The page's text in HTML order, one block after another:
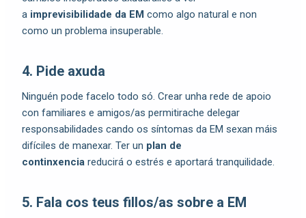
a imprevisibilidade da EM como algo natural e non
como un problema insuperable.
4. Pide axuda
Ninguén pode facelo todo só. Crear unha rede de apoio
con familiares e amigos/as permitirache delegar
responsabilidades cando os síntomas da EM sexan máis
difíciles de manexar. Ter un plan de
continxencia reducirá o estrés e aportará tranquilidade.
5. Fala cos teus fillos/as sobre a EM